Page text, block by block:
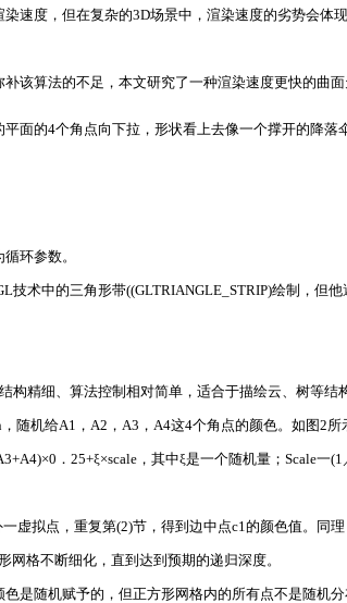
速度，但在复杂的3D场景中，渲染速度的劣势会体
该算法的不足，本文研究了一种渲染速度更快的曲面
面的4个角点向下拉，形状看上去像一个撑开的降落
环参数。
技术中的三角形带((GLTRIANGLE_STRIP)绘制，但
构精细、算法控制相对简单，适合于描绘云、树等
随机给A1，A2，A3，A4这4个角点的颜色。如图2所
．25+ξ×scale，其中ξ是一个随机量；Scale一
虚拟点，重复第(2)节，得到边中点c1的颜色值。同
网格不断细化，直到达到预期的递归深度。
是随机赋予的，但正方形网格内的所有点不是随机